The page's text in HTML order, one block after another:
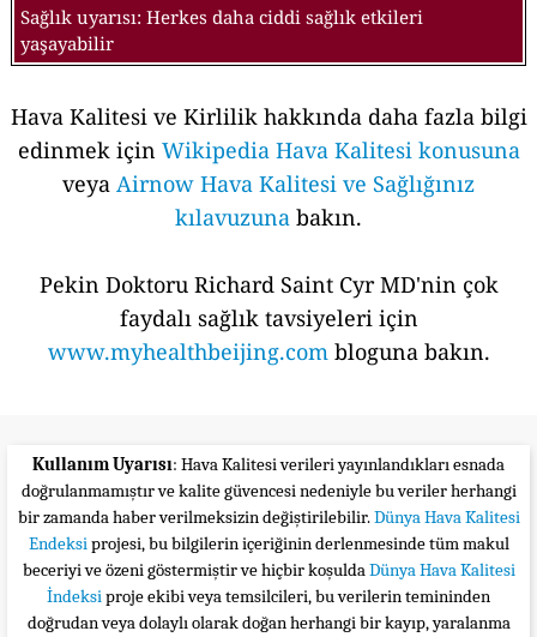
Sağlık uyarısı: Herkes daha ciddi sağlık etkileri
yaşayabilir
Hava Kalitesi ve Kirlilik hakkında daha fazla bilgi
edinmek için Wikipedia Hava Kalitesi konusuna
veya Airnow Hava Kalitesi ve Sağlığınız
kılavuzuna bakın.
Pekin Doktoru Richard Saint Cyr MD'nin çok
faydalı sağlık tavsiyeleri için
www.myhealthbeijing.combloguna bakın.
Kullanım Uyarısı: Hava Kalitesi verileri yayınlandıkları esnada
doğrulanmamıştır ve kalite güvencesi nedeniyle bu veriler herhangi
bir zamanda haber verilmeksizin değiştirilebilir.Dünya Hava Kalitesi
Endeksiprojesi, bu bilgilerin içeriğinin derlenmesinde tüm makul
beceriyi ve özeni göstermiştir ve hiçbir koşuldaDünya Hava Kalitesi
İndeksiproje ekibi veya temsilcileri, bu verilerin temininden
doğrudan veya dolaylı olarak doğan herhangi bir kayıp, yaralanma